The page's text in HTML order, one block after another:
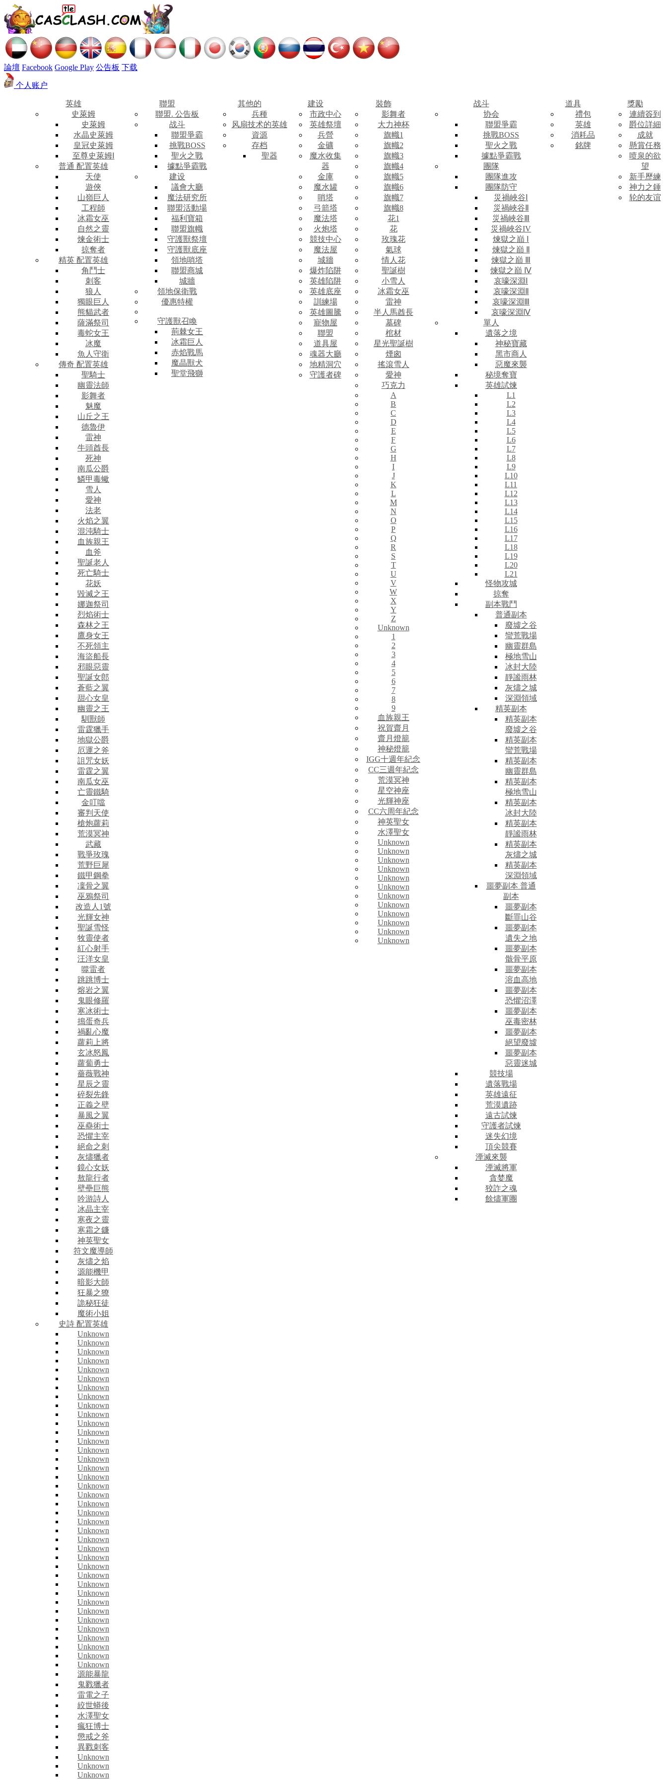
論壇 Facebook Google Play 公告板 下载
个人账户
英雄
史萊姆
史萊姆
水晶史萊姆
皇冠史萊姆
至尊史萊姆Ⅰ
普通 配置英雄
天使
遊俠
山嶺巨人
工程師
冰霜女巫
自然之靈
煉金術士
掠奪者
精英 配置英雄
角鬥士
刺客
狼人
獨眼巨人
熊貓武者
薩滿祭司
毒蛇女王
冰魔
魚人守衛
傳奇 配置英雄
聖騎士
幽靈法師
影舞者
魅魔
山丘之王
德魯伊
雷神
牛頭酋長
死神
南瓜公爵
鱗甲毒蠍
雪人
愛神
法老
火焰之翼
混沌騎士
血族親王
血斧
聖誕老人
死亡騎士
花妖
毀滅之王
娜迦祭司
烈焰術士
森林之王
鷹身女王
不死領主
海盜船長
邪眼惡靈
聖誕女郎
蒼藍之翼
甜心女皇
幽靈之王
馴獸師
雷霆獵手
地獄公爵
厄運之斧
詛咒女妖
雷霆之翼
南瓜女巫
亡靈鐵騎
金叮噹
審判天使
槍炮蘿莉
荒漠冥神
武藏
戰爭玫瑰
荒野巨犀
鐵甲鋼拳
凜骨之翼
巫鴉祭司
改造人1號
光輝女神
聖誕雪怪
牧靈使者
紅心射手
汪洋女皇
噬雷者
跳跳博士
熔岩之翼
鬼眼修羅
寒冰術士
搗蛋奇兵
禍亂心魔
蘿莉上將
玄冰怒鳳
蘿蔔勇士
薔薇戰神
星辰之靈
碎裂先鋒
正義之壁
暴風之翼
巫蠱術士
恐懼主宰
絕命之刺
灰燼獵者
鏡心女妖
敖龍行者
壁壘巨熊
吟游詩人
冰晶主宰
寒夜之靈
寒霜之鐮
神英聖女
符文魔導師
灰燼之焰
源能機甲
暗影大師
狂暴之獠
詭秘狂徒
魔術小姐
史詩 配置英雄
Unknown
Unknown
Unknown
Unknown
Unknown
Unknown
Unknown
Unknown
Unknown
Unknown
Unknown
Unknown
Unknown
Unknown
Unknown
Unknown
Unknown
Unknown
Unknown
Unknown
Unknown
Unknown
Unknown
Unknown
Unknown
Unknown
Unknown
Unknown
Unknown
Unknown
Unknown
Unknown
Unknown
Unknown
Unknown
Unknown
Unknown
Unknown
源能暴龍
鬼戮獵者
雷電之子
絞世蟒後
水澤聖女
瘋狂博士
懲戒之斧
異戮刺客
Unknown
Unknown
Unknown
聯盟
聯盟. 公告板
战斗
聯盟爭霸
挑戰BOSS
聖火之戰
據點爭霸戰
建设
議會大廳
魔法研究所
聯盟活動場
福利寶箱
聯盟旗幟
守護獸祭壇
守護獸底座
領地哨塔
聯盟商城
城牆
領地保衛戰
優惠特權
守護獸召喚
荊棘女王
冰霜巨人
赤焰戰馬
魔晶獸犬
聖堂飛獅
其他的
兵種
风扇技术的英雄
資源
存档
聖器
建设
市政中心
英雄祭壇
兵營
金礦
魔水收集
器
金庫
魔水罐
哨塔
弓箭塔
魔法塔
火炮塔
競技中心
魔法屋
城牆
爆炸陷阱
英雄陷阱
英雄底座
訓練場
英雄圖騰
寵物屋
聯盟
道具屋
魂器大廳
地精洞穴
守護者碑
裝飾
影舞者
大力神杯
旗幟1
旗幟2
旗幟3
旗幟4
旗幟5
旗幟6
旗幟7
旗幟8
花1
花
玫瑰花
氣球
情人花
聖誕樹
小雪人
冰霜女巫
雷神
半人馬酋長
墓碑
棺材
星光聖誕樹
煙囪
搖滾雪人
愛神
巧克力
A
B
C
D
E
F
G
H
I
J
K
L
M
N
O
P
Q
R
S
T
U
V
W
X
Y
Z
Unknown
1
2
3
4
5
6
7
8
9
血族親王
祝賀齋月
齋月燈籠
神秘燈籠
IGG十週年紀念
CC三週年紀念
荒漠冥神
星空神座
光輝神座
CC六周年紀念
神英聖女
水澤聖女
Unknown
Unknown
Unknown
Unknown
Unknown
Unknown
Unknown
Unknown
Unknown
Unknown
Unknown
Unknown
战斗
协会
聯盟爭霸
挑戰BOSS
聖火之戰
據點爭霸戰
團隊
團隊進攻
團隊防守
災禍峽谷Ⅰ
災禍峽谷Ⅱ
災禍峽谷Ⅲ
災禍峽谷IV
煉獄之巔 Ⅰ
煉獄之巔 Ⅱ
煉獄之巔 Ⅲ
煉獄之巔 Ⅳ
哀嚎深淵Ⅰ
哀嚎深淵Ⅱ
哀嚎深淵Ⅲ
哀嚎深淵Ⅳ
單人
遺落之境
神秘寶藏
黑市商人
惡魔來襲
秘境奪寶
英雄試煉
L1
L2
L3
L4
L5
L6
L7
L8
L9
L10
L11
L12
L13
L14
L15
L16
L17
L18
L19
L20
L21
怪物攻城
掠奪
副本戰鬥
普通副本
廢墟之谷
蠻荒戰場
幽靈群島
極地雪山
冰封大陸
靜謐雨林
灰燼之城
深淵領域
精英副本
精英副本
廢墟之谷
精英副本
蠻荒戰場
精英副本
幽靈群島
精英副本
極地雪山
精英副本
冰封大陸
精英副本
靜謐雨林
精英副本
灰燼之城
精英副本
深淵領域
噩夢副本 普通
副本
噩夢副本
斷罪山谷
噩夢副本
遺失之地
噩夢副本
骸骨平原
噩夢副本
溶血高地
噩夢副本
恐懼沼澤
噩夢副本
巫毒密林
噩夢副本
絕望廢墟
噩夢副本
惡靈迷城
競技場
遺落戰場
英雄遠征
荒漠遺跡
遠古試煉
守護者試煉
迷失幻境
頂尖競賽
湮滅來襲
湮滅將軍
貪婪魔
狡詐之魂
餘燼軍團
道具
禮包
英雄
消耗品
銘牌
獎勵
連續簽到
爵位詳細
成就
懸賞任務
喷泉的欲
望
新手歷練
神力之錘
轮的友谊